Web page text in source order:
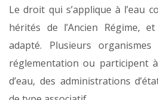
Le droit qui s’applique à l’eau
hérités de l’Ancien Régime,
adapté. Plusieurs
réglementation ou participent
d’eau, des administrations